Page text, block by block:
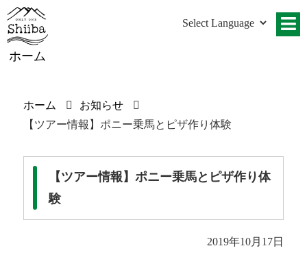
ホーム
ホーム
お知らせ
【ツアー情報】ポニー乗馬とピザ作り体験
【ツアー情報】ポニー乗馬とピザ作り体
験
2019年10月17日